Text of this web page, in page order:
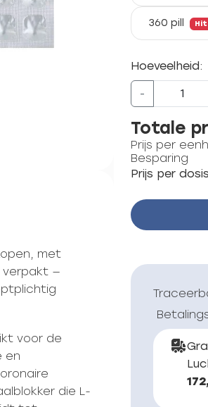
met
verpakt —
voor de
en
die L-
360 pill Hit
Hoeveelheid:
-
Totale
Prijs per
Besparing
Prijs per dosis